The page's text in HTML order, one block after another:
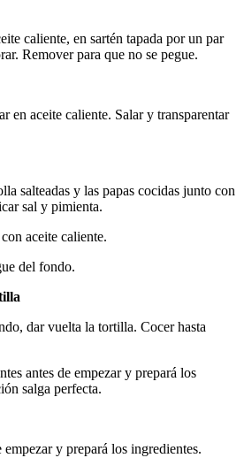
caliente, en sartén tapada por un par
Remover para que no se pegue.
en aceite caliente. Salar y transparentar
salteadas y las papas cocidas junto con
sal y pimienta.
aceite caliente.
del fondo.
dar vuelta la tortilla. Cocer hasta
antes de empezar y prepará los
salga perfecta.
empezar y prepará los ingredientes.